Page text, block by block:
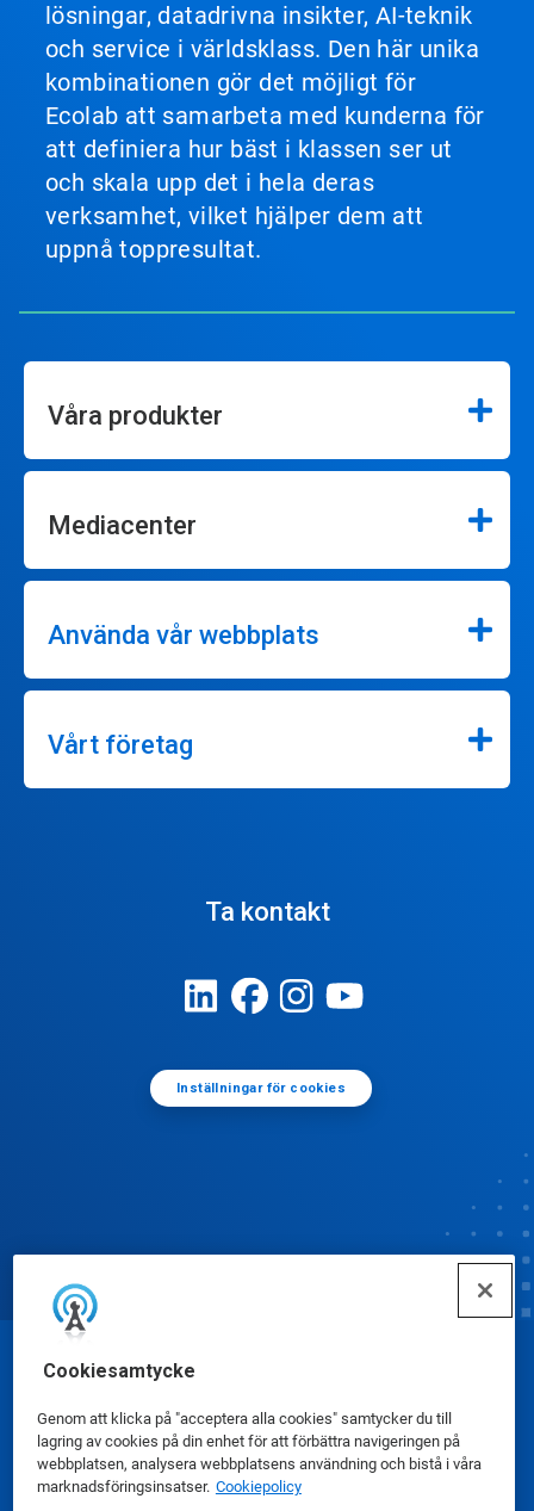
Cookiesamtycke
Genom att klicka på "acceptera alla cookies" samtycker du till
lagring av cookies på din enhet för att förbättra navigeringen på
webbplatsen, analysera webbplatsens användning och bistå i våra
marknadsföringsinsatser. Cookiepolicy
lösningar, datadrivna insikter, AI-teknik
och service i världsklass. Den här unika
kombinationen gör det möjligt för
Ecolab att samarbeta med kunderna för
att definiera hur bäst i klassen ser ut
och skala upp det i hela deras
verksamhet, vilket hjälper dem att
uppnå toppresultat.
Våra produkter
Mediacenter
Använda vår webbplats
Vårt företag
Ta kontakt
Inställningar för cookies
© Ecolab Inc. 2025
Säkerhetsdatablad|Sekretesspolicy|
Användarvillkor